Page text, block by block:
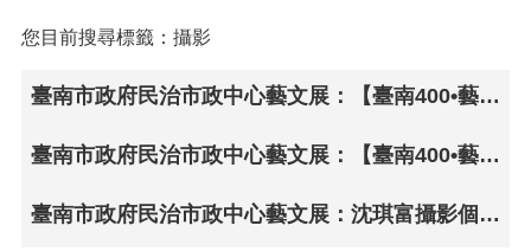
您目前搜尋標籤：攝影
臺南市政府民治市政中心藝文展：【臺南400•藝啟精彩】〜何瑞林攝影展•發現故鄉之美
臺南市政府民治市政中心藝文展：【臺南400•藝啟精彩】〜曾應鐘攝影展〜抓拍天鵝湖•偶遇凝驚喜
臺南市政府民治市政中心藝文展：沈琪富攝影個展「台灣印象‧嘉南地景之美」